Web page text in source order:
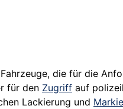
die für die
für den Zugriff auf
Lackierung und